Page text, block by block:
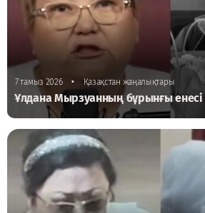
7 тамыз 2026 • Қазақстан жаңалықтары
Ұлдана Мырзуанның бұрынғы